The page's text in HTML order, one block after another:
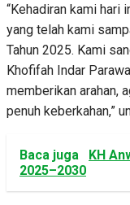
“Kehadiran kami hari
yang telah kami
Tahun 2025. Kami
Khofifah Indar
memberikan arahan,
penuh keberkahan,”
Baca juga
KH
2025–2030